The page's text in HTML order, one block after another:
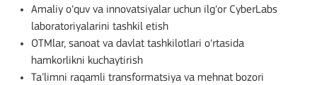
Amaliy o‘quv va innovatsiyalar uchun ilg‘or CyberLabs
laboratoriyalarini tashkil etish
OTMlar, sanoat va davlat tashkilotlari o‘rtasida
hamkorlikni kuchaytirish
Ta’limni raqamli transformatsiya va mehnat bozori